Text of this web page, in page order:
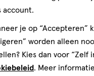
en
voor?
account.
je op “Accepteren”
worden alleen
Kies dan voor “Zelf
. Meer